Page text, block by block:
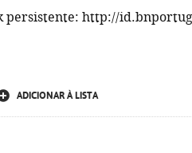
persistente: http://
ADICIONAR À LISTA